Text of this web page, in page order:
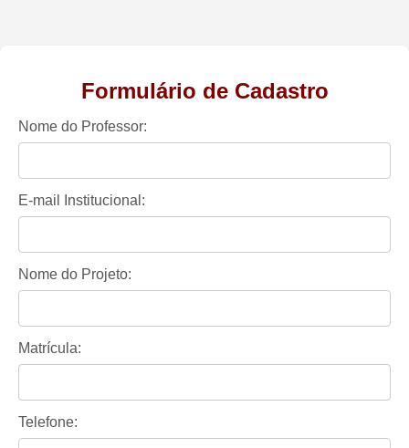
Formulário de Cadastro
Nome do Professor:
E-mail Institucional:
Nome do Projeto:
Matrícula:
Telefone: